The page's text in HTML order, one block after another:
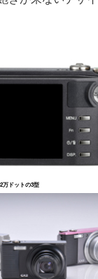
万ドットの3型